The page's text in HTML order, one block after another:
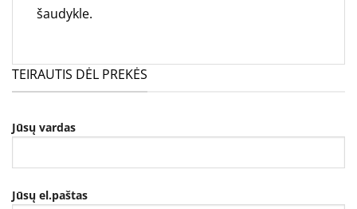
šaudykle.
TEIRAUTIS DĖL PREKĖS
Jūsų vardas
Jūsų el.paštas